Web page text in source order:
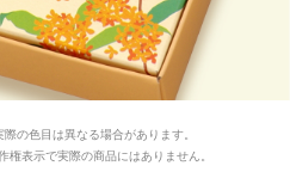
の色目は異なる場合があります。
表示で実際の商品にはありません。